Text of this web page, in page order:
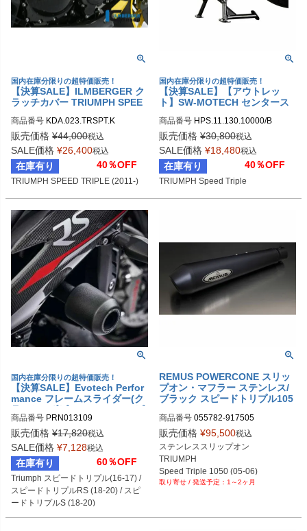
国内在庫分限りの超特価販売！
【決算SALE】ILMBERGER ク
ラッチカバー TRIUMPH SPEE
商品番号 KDA.023.TRSPT.K
販売価格 ¥44,000税込
SALE価格 ¥26,400税込
在庫有り 40％OFF
TRIUMPH SPEED TRIPLE (2011-)
国内在庫分限りの超特価販売！
【決算SALE】【アウトレッ
ト】SW-MOTECH センタース
(11-)
商品番号 HPS.11.130.10000/B
sw_HPS_11_130_10000B
販売価格 ¥30,800税込
SALE価格 ¥18,480税込
在庫有り 40％OFF
TRIUMPH Speed Triple
国内在庫分限りの超特価販売！
【決算SALE】Evotech Perfor
mance フレームスライダー(ク
ラッシュボビン) Triumph スピ
ードトリプル(16-17) / スピード
トリプルRS (18-20) / スピード
トリプルS (18-20)
商品番号 PRN013109
PRN013109-01
PRN013109-02
PRN013109-03
販売価格 ¥17,820税込
SALE価格 ¥7,128税込
在庫有り 60％OFF
Triumph スピードトリプル(16-17) /
スピードトリプルRS (18-20) / スピ
ードトリプルS (18-20)
REMUS POWERCONE スリッ
プオン・マフラー ステンレス/
ブラック スピードトリプル105
商品番号 055782-917505
販売価格 ¥95,500税込
ステンレススリップオン
TRIUMPH
Speed Triple 1050 (05-06)
1～2ヶ月